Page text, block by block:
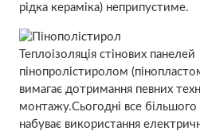
рідка кераміка) неприпустиме.
Теплоізоляція стінових панелей
пінопролістиролом
вимагає дотримання певних
монтажу.Сьогодні все
набуває використання